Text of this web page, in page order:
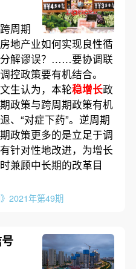
周期
地产业如何实现良性循
解谬误？……要协调联
控政策要有机结合。
生认为，本轮稳增长政
政策与跨周期政策有机
、“对症下药”。逆周期
政策更多的是立足于调
针对性地改进，为增长
兼顾中长期的改革目
》2021年第49期